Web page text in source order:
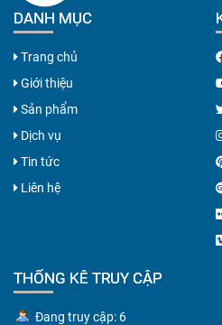
DANH MỤC
Trang chủ
Giới thiệu
Sản phẩm
Dịch vụ
Tin tức
Liên hệ
THỐNG KÊ TRUY CẬP
Đang truy cập: 6